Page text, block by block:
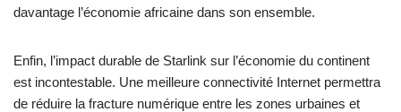
davantage l’économie africaine dans son ensemble.
Enfin, l’impact durable de Starlink sur l’économie du continent
est incontestable. Une meilleure connectivité Internet permettra
de réduire la fracture numérique entre les zones urbaines et